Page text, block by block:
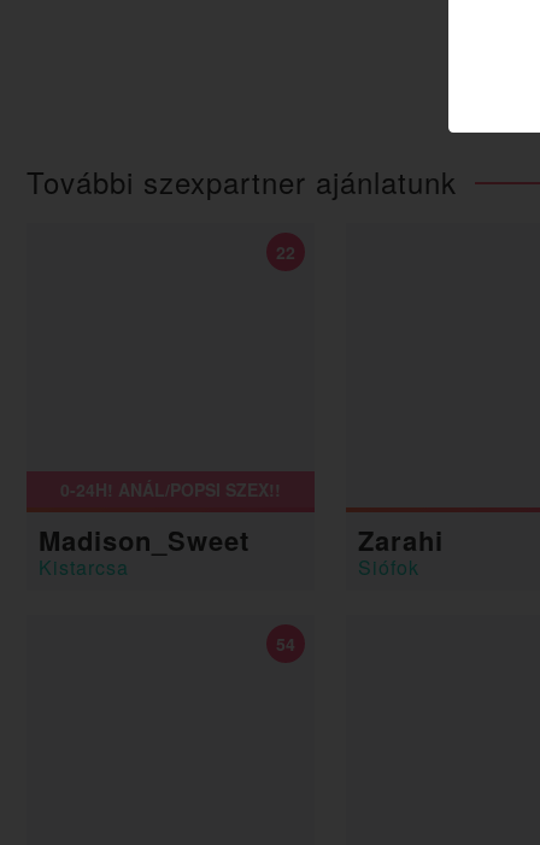
További szexpartner ajánlatunk
0-24H! ANÁL/POPSI SZEX!!
Madison_Sweet
Kistarcsa
22
Zarahi
Siófok
54